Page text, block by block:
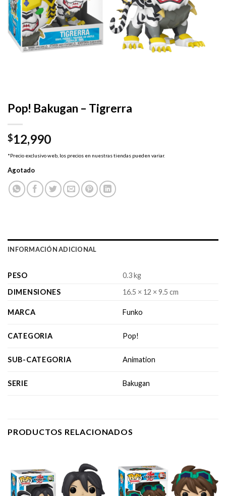
Pop! Bakugan – Tigrerra
$12,990
*Precio exclusivo web, los precios en nuestras tiendas pueden variar.
Agotado
INFORMACIÓN ADICIONAL
PESO
0.3 kg
DIMENSIONES
16.5 × 12 × 9.5 cm
MARCA Funko
CATEGORIA Pop!
SUB-CATEGORIA Animation
SERIE Bakugan
PRODUCTOS RELACIONADOS